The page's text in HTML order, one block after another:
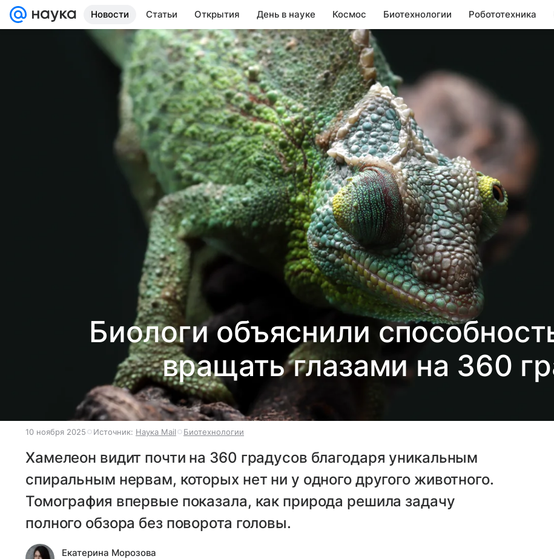
Новости Статьи Открытия День в науке Космос Биотехнологии Робототехника
Биологи объяснили
вращать глазами на 360
10 ноября 2025 Источник: Наука Mail Биотехнологии
Хамелеон видит почти на 360 градусов благодаря уникальным
спиральным нервам, которых нет ни у одного другого животного.
Томография впервые показала, как природа решила задачу
полного обзора без поворота головы.
Екатерина Морозова